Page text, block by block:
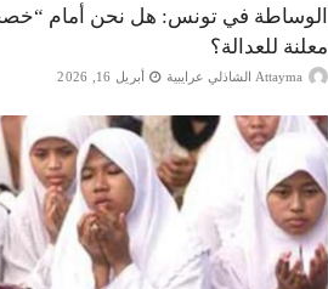
الوساطة في تونس: هل نحن أمام
معلنة للعدالة؟
Attayma الشاذلي عرايبية أبريل 16, 2026